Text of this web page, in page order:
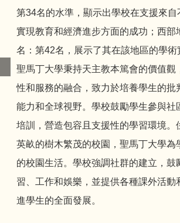
第34名的水準，顯示出學校在支援來自
實現教育和經濟進步方面的成功；西部
名：第42名，展示了其在該地區的學術
聖馬丁大學秉持天主教本篤會的價值觀
性和服務的融合，致力於培養學生的批
能力和全球視野。學校鼓勵學生參與社
培訓，營造包容且支援性的學習環境。
英畝的樹木繁茂的校園，聖馬丁大學為
的校園生活。學校強調社群的建立，鼓
習、工作和娛樂，並提供各種課外活動
進學生的全面發展。